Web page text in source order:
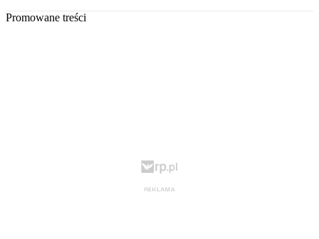
Promowane treści